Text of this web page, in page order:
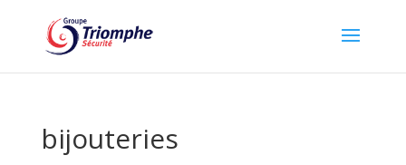
bijouteries